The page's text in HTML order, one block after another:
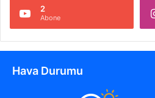
2
Abone
Hava Durumu